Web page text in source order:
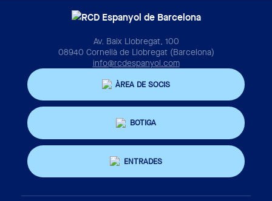
Av. Baix Llobregat, 100
08940 Cornellà de Llobregat (Barcelona)
info@rcdespanyol.com
ÀREA DE SOCIS
BOTIGA
ENTRADES